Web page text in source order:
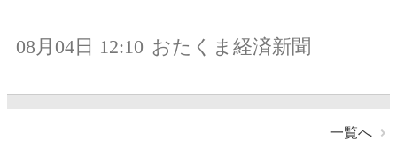
08月04日 12:10 おたくま経済新聞
一覧へ